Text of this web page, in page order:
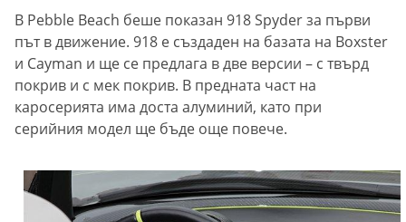
В Pebble Beach беше показан 918 Spyder за първи
път в движение. 918 е създаден на базата на Boxster
и Cayman и ще се предлага в две версии – с твърд
покрив и с мек покрив. В предната част на
каросерията има доста алуминий, като при
серийния модел ще бъде още повече.